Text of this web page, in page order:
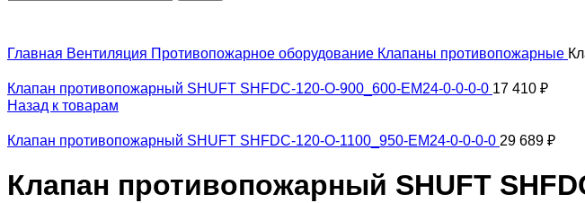
Главная Вентиляция Противопожарное оборудование Клапаны противопожарные
Клапан противопожарный SHUFT SHFDC-120-O-900_600-EM24-0-0-0-0 17 410 ₽
Назад к товарам
Клапан противопожарный SHUFT SHFDC-120-O-1100_950-EM24-0-0-0-0 29 689 ₽
Клапан противопожарный SHUFT